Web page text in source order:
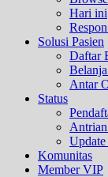
Hari ini
Solusi Pasien
Daftar
Antar
Status
Komunitas
Member VIP